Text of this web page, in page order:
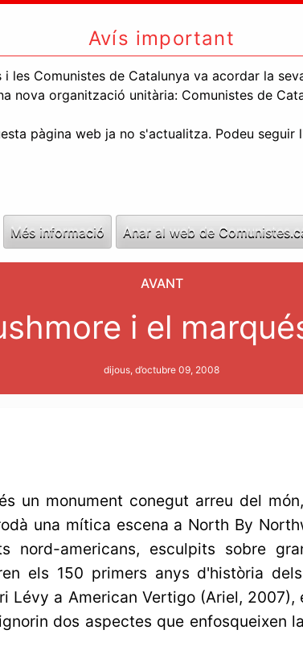
Avís important
i les Comunistes de Catalunya va acordar la
nova organització unitària: Comunistes de
pàgina web ja no s'actualitza. Podeu
Més informació Anar al web de
AVANT
i el
dijous, d’octubre 09, 2008
un monument conegut arreu del
una mítica escena a North By
nord-americans, esculpits sobre
els 150 primers anys d'història
Lévy a American Vertigo (Ariel,
dos aspectes que enfosqueixen